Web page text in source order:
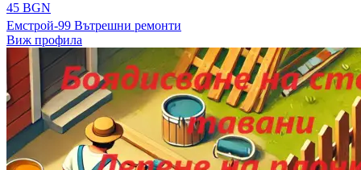
45 BGN
Емстрой-99 Вътрешни ремонти
Виж профила